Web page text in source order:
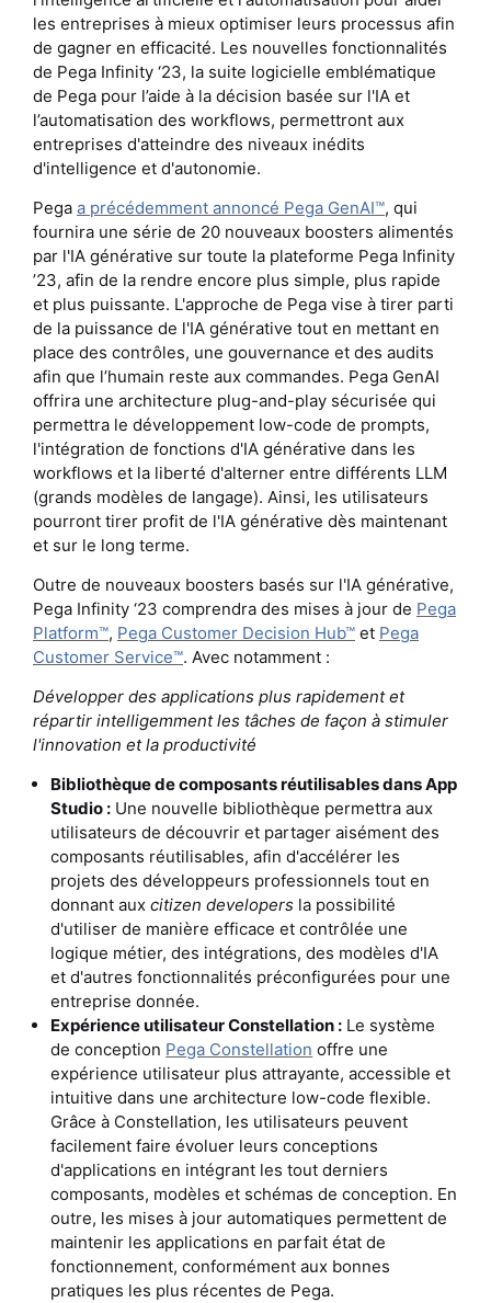
les entreprises à mieux optimiser leurs processus afin
de gagner en efficacité. Les nouvelles fonctionnalités
de Pega Infinity ‘23, la suite logicielle emblématique
de Pega pour l’aide à la décision basée sur l'IA et
l’automatisation des workflows, permettront aux
entreprises d'atteindre des niveaux inédits
d'intelligence et d'autonomie.
Pega a précédemment annoncé Pega GenAI™, qui
fournira une série de 20 nouveaux boosters alimentés
par l'IA générative sur toute la plateforme Pega Infinity
’23, afin de la rendre encore plus simple, plus rapide
et plus puissante. L'approche de Pega vise à tirer parti
de la puissance de l'IA générative tout en mettant en
place des contrôles, une gouvernance et des audits
afin que l’humain reste aux commandes. Pega GenAI
offrira une architecture plug-and-play sécurisée qui
permettra le développement low-code de prompts,
l'intégration de fonctions d'IA générative dans les
workflows et la liberté d'alterner entre différents LLM
(grands modèles de langage). Ainsi, les utilisateurs
pourront tirer profit de l'IA générative dès maintenant
et sur le long terme.
Outre de nouveaux boosters basés sur l'IA générative,
Pega Infinity ‘23 comprendra des mises à jour de Pega
Platform™, Pega Customer Decision Hub™ et Pega
Customer Service™. Avec notamment :
Développer des applications plus rapidement et
répartir intelligemment les tâches de façon à stimuler
l'innovation et la productivité
Bibliothèque de composants réutilisables dans App
Studio : Une nouvelle bibliothèque permettra aux
utilisateurs de découvrir et partager aisément des
composants réutilisables, afin d'accélérer les
projets des développeurs professionnels tout en
donnant auxcitizen developers la possibilité
d'utiliser de manière efficace et contrôlée une
logique métier, des intégrations, des modèles d'IA
et d'autres fonctionnalités préconfigurées pour une
entreprise donnée.
Expérience utilisateur Constellation : Le système
de conception Pega Constellation offre une
expérience utilisateur plus attrayante, accessible et
intuitive dans une architecture low-code flexible.
Grâce à Constellation, les utilisateurs peuvent
facilement faire évoluer leurs conceptions
d'applications en intégrant les tout derniers
composants, modèles et schémas de conception. En
outre, les mises à jour automatiques permettent de
maintenir les applications en parfait état de
fonctionnement, conformément aux bonnes
pratiques les plus récentes de Pega.